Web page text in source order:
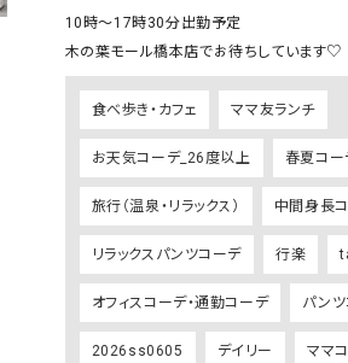
CUBE SUGAR（キューブシュガ
ルスター）
Champion（チャンピオン）
DENIM DUNGAREE（デニムダ
Deck（ディック）
EVOL（イーボル）
FLAVOR TEE（フレーバーティ
10時〜17時30分出勤予定
木の葉モール橋本店でお待ちしています♡
食べ歩き・カフェ ママ友ランチ
お天気コーデ_26度以上 春夏コー
旅行（温泉・リラックス） 中間身長
リラックスパンツコーデ 行楽
オフィスコーデ・通勤コーデ パン
2026ss0605 デイリー ママ